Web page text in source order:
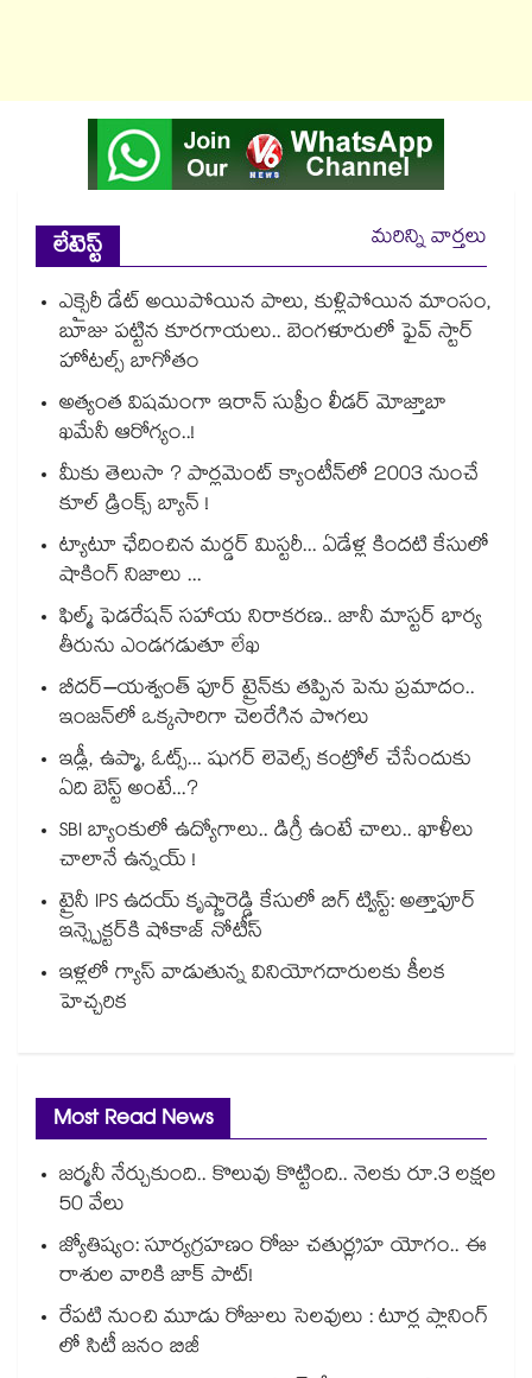
లేటెస్ట్
మరిన్ని వార్తలు
ఎక్సైరీ డేట్ అయిపోయిన పాలు, కుళ్లిపోయిన మాంసం,
బూజు పట్టిన కూరగాయలు.. బెంగళూరులో ఫైవ్ స్టార్
హోటల్స్ బాగోతం
అత్యంత విషమంగా ఇరాన్ సుప్రీం లీడర్ మోజ్తాబా
ఖమేనీ ఆరోగ్యం..!
మీకు తెలుసా ? పార్లమెంట్ క్యాంటీన్⁪లో 2003 నుంచే
కూల్ డ్రింక్స్ బ్యాన్ !
ట్యాటూ ఛేదించిన మర్డర్ మిస్టరీ... ఏడేళ్ల కిందటి కేసులో
షాకింగ్ నిజాలు ...
ఫిల్మ్ ఫెడరేషన్ సహాయ నిరాకరణ.. జానీ మాస్టర్ భార్య
తీరును ఎండగడుతూ లేఖ
బీదర్–యశ్వంత్ పూర్ ట్రైన్‎కు తప్పిన పెను ప్రమాదం..
ఇంజన్‎లో ఒక్కసారిగా చెలరేగిన పొగలు
ఇడ్లీ, ఉప్మా, ఓట్స్... షుగర్ లెవెల్స్ కంట్రోల్ చేసేందుకు
ఏది బెస్ట్ అంటే...?
SBI బ్యాంకులో ఉద్యోగాలు.. డిగ్రీ ఉంటే చాలు.. ఖాళీలు
చాలానే ఉన్నయ్ !
ట్రైనీ IPS ఉదయ్ కృష్ణారెడ్డి కేసులో బిగ్ ట్విస్ట్: అత్తాపూర్
ఇన్స్పెక్టర్‎కి షోకాజ్ నోటీస్
ఇళ్లలో గ్యాస్ వాడుతున్న వినియోగదారులకు కీలక
హెచ్చరిక
Most Read News
జర్మనీ నేర్చుకుంది.. కొలువు కొట్టింది.. నెలకు రూ.3 లక్షల
50 వేలు
జ్యోతిష్యం: సూర్యగ్రహణం రోజు చతుర్గ్రహ యోగం.. ఈ
రాశుల వారికి జాక్ పాట్!
రేపటి నుంచి మూడు రోజులు సెలవులు : టూర్ల ప్లానింగ్
లో సిటీ జనం బిజీ